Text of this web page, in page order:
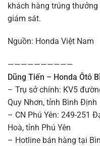
khách hàng trúng
giám sát.
Nguồn: Honda Việt Nam
——————————
Dũng Tiến – Honda Ôtô
– Trụ sở chính: KV5
Quy Nhơn, tỉnh Bình Định
– CN Phú Yên: 249-251
Hoà, tỉnh Phú Yên
– Hotline bán hàng tại